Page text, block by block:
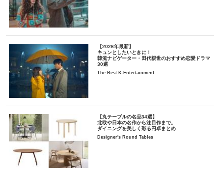
【2026年最新】
キュンとしたいときに！
韓流ナビゲーター・田代親世のおすすめ恋愛ドラマ
30選
The Best K-Entertainment
【丸テーブルの名品34選】
北欧や日本の名作から注目作まで。
ダイニングを美しく彩る円卓まとめ
Designer's Round Tables